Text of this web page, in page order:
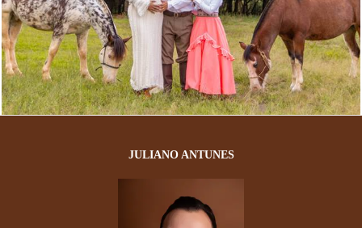
64 0
JULIANO ANTUNES